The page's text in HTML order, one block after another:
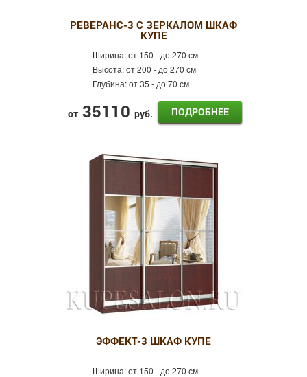
РЕВЕРАНС-3 С ЗЕРКАЛОМ ШКАФ
КУПЕ
Ширина:от 150 - до 270 см
Высота:от 200 - до 270 см
Глубина:от 35 - до 70 см
от 35110 руб. ПОДРОБНЕЕ
ЭФФЕКТ-3 ШКАФ КУПЕ
Ширина:от 150 - до 270 см